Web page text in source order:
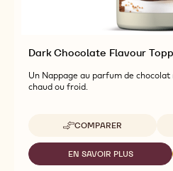
Dark Chocolate Flavour
Un Nappage au parfum de
chaud ou froid.
COMPARER
-
DARK
CHOCOLATE
FLAVOUR
EN SAVOIR PLUS
-